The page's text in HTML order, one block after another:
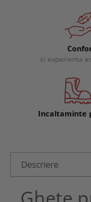
si experienta
Incaltaminte
Descriere